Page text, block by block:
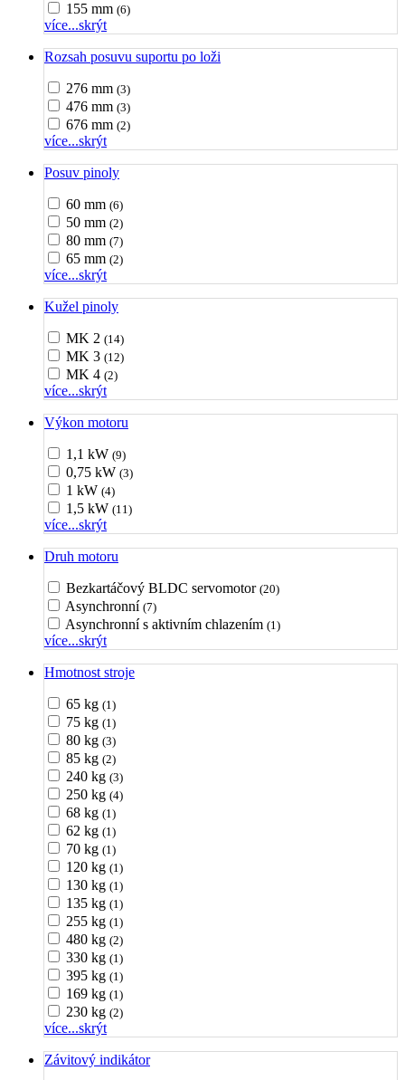
155 mm (6)
více...skrýt
Rozsah posuvu suportu po loži
276 mm (3)
476 mm (3)
676 mm (2)
více...skrýt
Posuv pinoly
60 mm (6)
50 mm (2)
80 mm (7)
65 mm (2)
více...skrýt
Kužel pinoly
MK 2 (14)
MK 3 (12)
MK 4 (2)
více...skrýt
Výkon motoru
1,1 kW (9)
0,75 kW (3)
1 kW (4)
1,5 kW (11)
více...skrýt
Druh motoru
Bezkartáčový BLDC servomotor (20)
Asynchronní (7)
Asynchronní s aktivním chlazením (1)
více...skrýt
Hmotnost stroje
65 kg (1)
75 kg (1)
80 kg (3)
85 kg (2)
240 kg (3)
250 kg (4)
68 kg (1)
62 kg (1)
70 kg (1)
120 kg (1)
130 kg (1)
135 kg (1)
255 kg (1)
480 kg (2)
330 kg (1)
395 kg (1)
169 kg (1)
230 kg (2)
více...skrýt
Závitový indikátor